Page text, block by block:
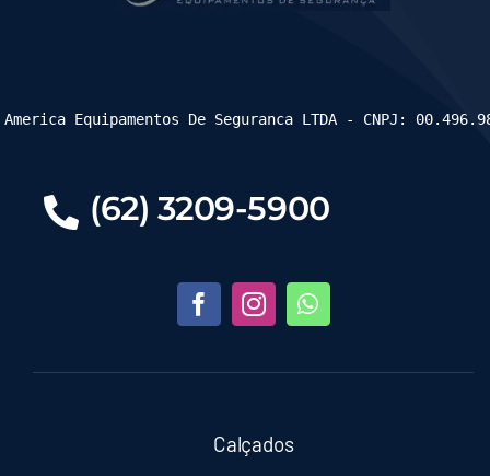
(62) 3209-5900
Calçados
Equipamentos De Seguranca LTDA - CNPJ: